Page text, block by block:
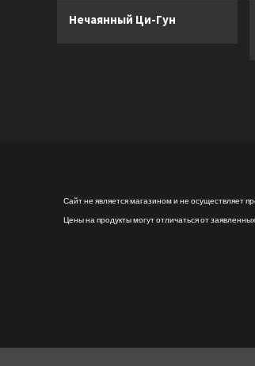
Нечаянный Ци-Гун
Сайт не является магазином и не осуществляет
Цены на продукты могут отличаться от заявленных.